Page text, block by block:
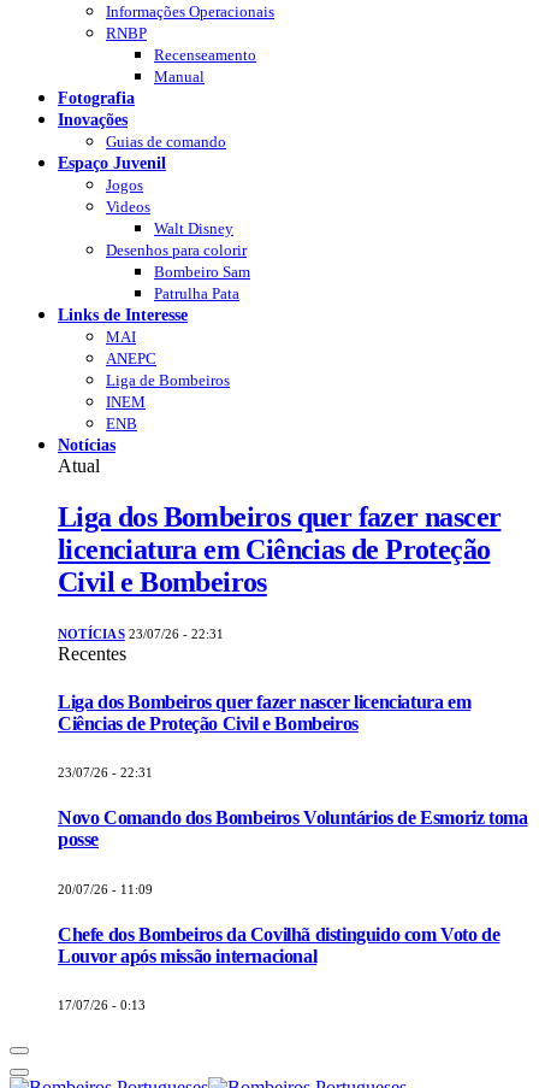
Informações Operacionais
RNBP
Recenseamento
Manual
Fotografia
Inovações
Guias de comando
Espaço Juvenil
Jogos
Videos
Walt Disney
Desenhos para colorir
Bombeiro Sam
Patrulha Pata
Links de Interesse
MAI
ANEPC
Liga de Bombeiros
INEM
ENB
Notícias
Atual
Liga dos Bombeiros quer fazer nascer
licenciatura em Ciências de Proteção
Civil e Bombeiros
NOTÍCIAS 23/07/26 - 22:31
Recentes
Liga dos Bombeiros quer fazer nascer licenciatura em
Ciências de Proteção Civil e Bombeiros
23/07/26 - 22:31
Novo Comando dos Bombeiros Voluntários de Esmoriz toma
posse
20/07/26 - 11:09
Chefe dos Bombeiros da Covilhã distinguido com Voto de
Louvor após missão internacional
17/07/26 - 0:13